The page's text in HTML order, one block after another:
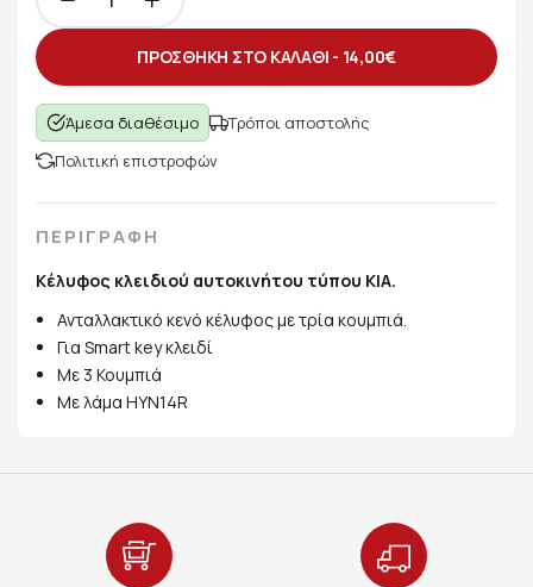
ΠΡΟΣΘΗΚΗ ΣΤΟ ΚΑΛΑΘΙ - 14,00€
Άμεσα διαθέσιμο
Τρόποι αποστολής
Πολιτική επιστροφών
ΠΕΡΙΓΡΑΦΗ
Κέλυφος κλειδιού αυτοκινήτου τύπου KIA.
Ανταλλακτικό κενό κέλυφος με τρία κουμπιά.
Για Smart key κλειδί
Με 3 Κουμπιά
Με λάμα HYN14R